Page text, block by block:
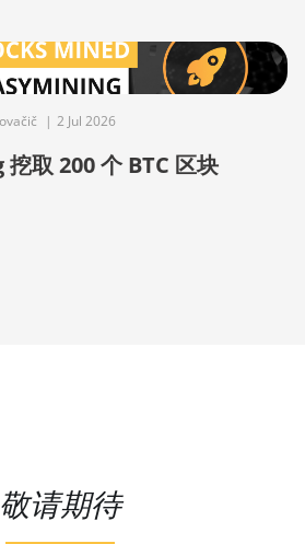
| 2 Jul 2026
取 200 个 BTC 区块
敬请期待